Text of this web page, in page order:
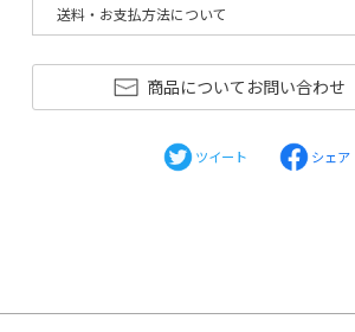
送料・お支払方法について
商品についてお問い合わせ
ツイート シェア